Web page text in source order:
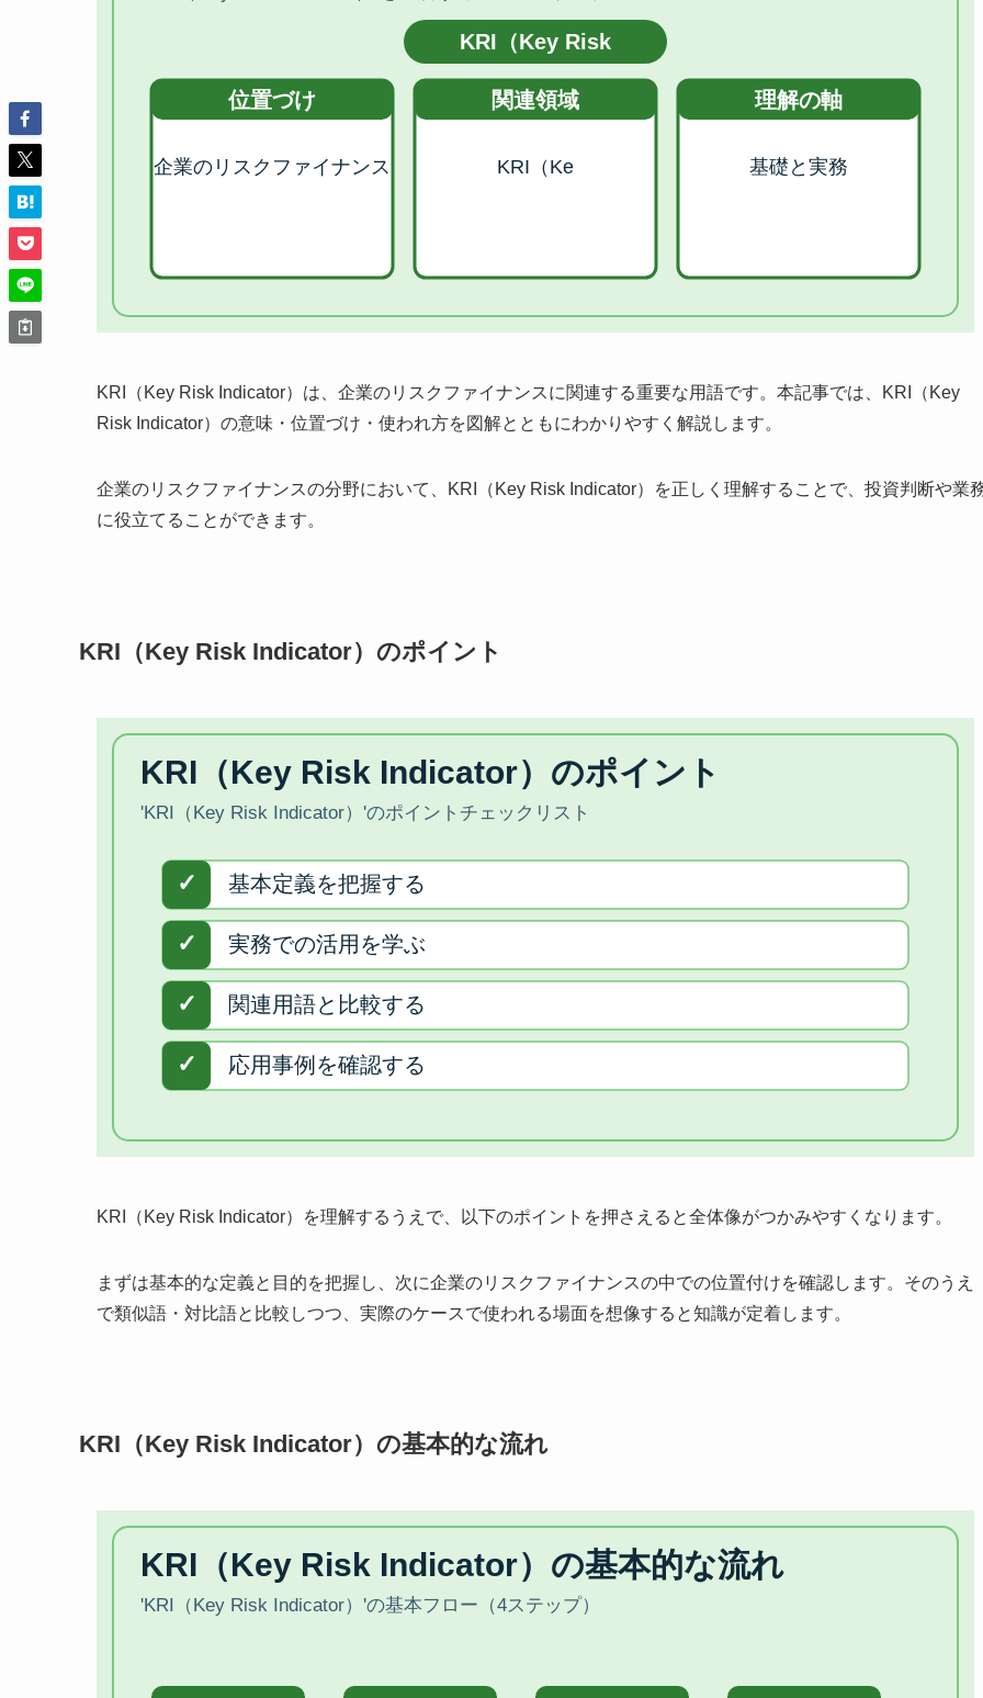
KRI（Key Risk Indicator）は、企業のリスクファイナンスに関連する重要な用語です。本記事では、KRI（Key
Risk Indicator）の意味・位置づけ・使われ方を図解とともにわかりやすく解説します。
企業のリスクファイナンスの分野において、KRI（Key Risk Indicator）を正しく理解することで、投資判断や業
に役立てることができます。
KRI（Key Risk Indicator）のポイント
KRI（Key Risk Indicator）を理解するうえで、以下のポイントを押さえると全体像がつかみやすくなります。
まずは基本的な定義と目的を把握し、次に企業のリスクファイナンスの中での位置付けを確認します。そのうえ
で類似語・対比語と比較しつつ、実際のケースで使われる場面を想像すると知識が定着します。
KRI（Key Risk Indicator）の基本的な流れ